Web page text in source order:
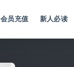
会员充值 新人必读